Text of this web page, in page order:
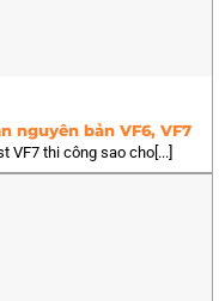
nguyên bản VF6, VF7
VF7 thi công sao cho[...]